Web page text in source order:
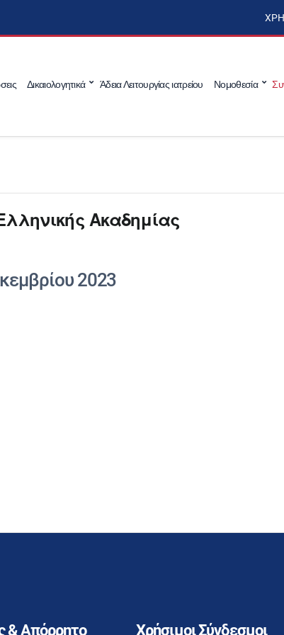
Δικαιολογητικά Άδεια Λειτουργίας ιατρείου Νομοθεσία
Ακαδημίας
2023
& Απόρρητο Χρήσιμοι Σύνδεσμοι